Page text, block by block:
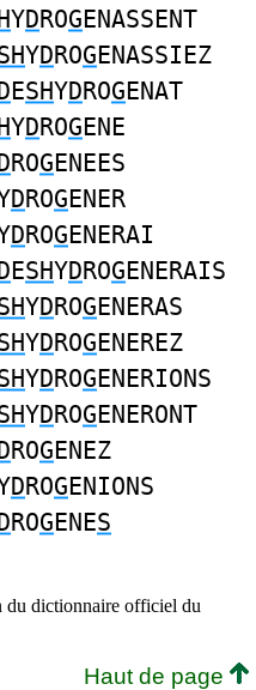
YDROGENASSENT
YDROGENASSIEZ
ESHYDROGENAT
YDROGENE
ROGENEES
DROGENER
DROGENERAI
ESHYDROGENERAIS
YDROGENERAS
YDROGENEREZ
YDROGENERIONS
YDROGENERONT
ROGENEZ
DROGENIONS
ROGENES
du dictionnaire officiel du
Haut de page